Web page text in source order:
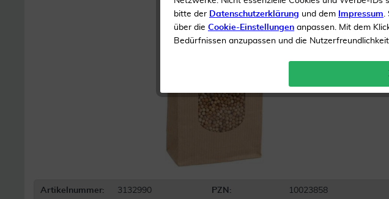
Artikelnummer: 3132990 PZN:
10023858
bitte der Datenschutzerklärung und dem Impressum.
über die Cookie-Einstellungen anpassen. Mit dem
Bedürfnissen anzupassen und die